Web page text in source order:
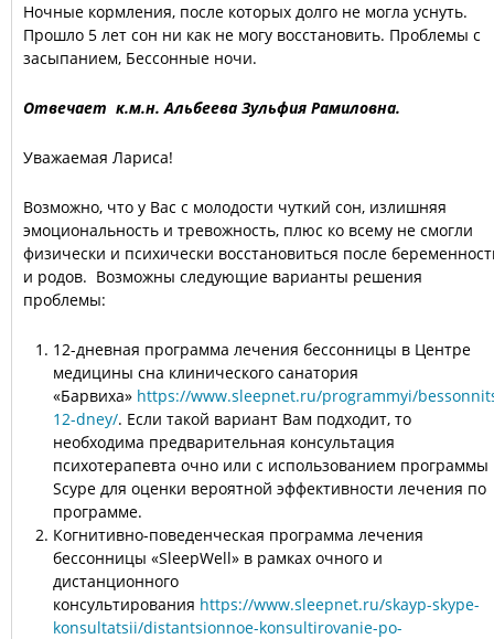
Ночные кормления, после которых долго не могла уснуть.
Прошло 5 лет сон ни как не могу восстановить. Проблемы с
засыпанием, Бессонные ночи.
Отвечает к.м.н. Альбеева Зульфия Рамиловна.
Уважаемая Лариса!
Возможно, что у Вас с молодости чуткий сон, излишняя
эмоциональность и тревожность, плюс ко всему не смогли
физически и психически восстановиться после
и родов. Возможны следующие варианты решения
проблемы:
12-дневная программа лечения бессонницы в Центре
медицины сна клинического санатория
«Барвиха» https://www.sleepnet.ru/programmyi/
12-dney/. Если такой вариант Вам подходит, то
необходима предварительная консультация
психотерапевта очно или с использованием программы
Scype для оценки вероятной эффективности лечения по
программе.
Когнитивно-поведенческая программа лечения
бессонницы «SleepWell» в рамках очного и
дистанционного
консультирования https://www.sleepnet.ru/skayp-skype-
konsultatsii/distantsionnoe-konsultirovanie-po-